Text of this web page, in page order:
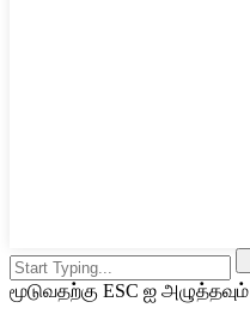
மூடுவதற்கு ESC ஐ அழுத்தவும்